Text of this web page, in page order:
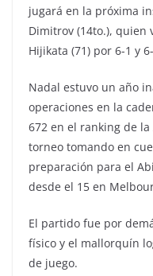
jugará en la próxima
Dimitrov (14to.), quien
Hijikata (71) por 6-1 y
Nadal estuvo un año
operaciones en la
672 en el ranking de
torneo tomando en
preparación para el
desde el 15 en
El partido fue por
físico y el mallorquín
de juego.